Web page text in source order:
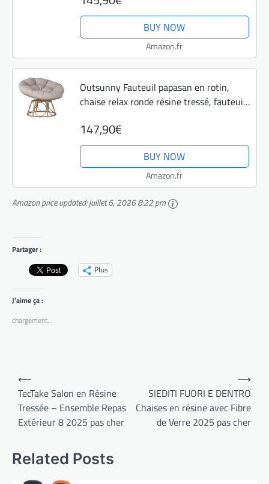
pour...
BUY NOW
Amazon.fr
Outsunny Fauteuil papasan en rotin,
chaise relax ronde résine tressé, fauteuil
Ø 100 cm, intérieure ou extérieure,...
147,90€
BUY NOW
Amazon.fr
Amazon price updated:juillet 6, 2026 8:22 pm
Partager :
Plus
J’aime ça :
chargement…
Navigation
de
l’article
⟵
TecTake Salon en Résine
Tressée – Ensemble Repas
Extérieur 8 2025 pas cher
SIEDITI FUORI E DENTRO
Chaises en résine avec Fibre
de Verre 2025 pas cher
⟶
Related Posts